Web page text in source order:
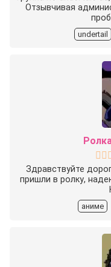
Отзывчивая
undertail
Здравствуйте
пришли в ролку,
аниме